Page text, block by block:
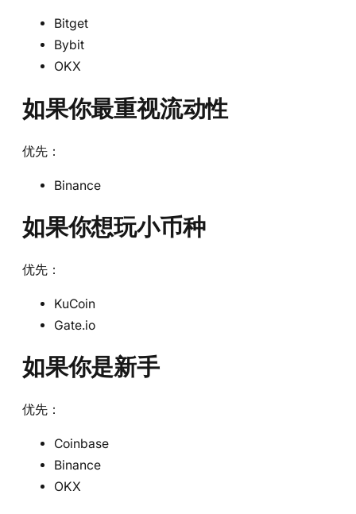
Bitget
Bybit
OKX
如果你最重视流动性
优先：
Binance
如果你想玩小币种
优先：
KuCoin
Gate.io
如果你是新手
优先：
Coinbase
Binance
OKX